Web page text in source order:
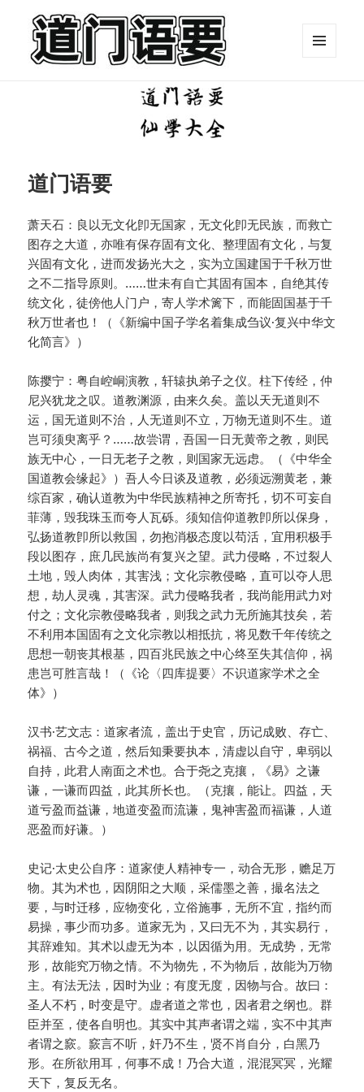
道门语要
萧天石：良以无文化卽无国家，无文化卽无民族，而救亡
图存之大道，亦唯有保存固有文化、整理固有文化，与复
兴固有文化，进而发扬光大之，实为立国建国于千秋万世
之不二指导原则。……世未有自亡其固有国本，自绝其传
统文化，徒傍他人门户，寄人学术篱下，而能固国基于千
秋万世者也！（《新编中国子学名着集成刍议·复兴中华文
化简言》）
陈撄宁：粤自崆峒演教，轩辕执弟子之仪。柱下传经，仲
尼兴犹龙之叹。道教渊源，由来久矣。盖以天无道则不
运，国无道则不治，人无道则不立，万物无道则不生。道
岂可须臾离乎？……故尝谓，吾国一日无黄帝之教，则民
族无中心，一日无老子之教，则国家无远虑。（《中华全
国道教会缘起》）吾人今日谈及道教，必须远溯黄老，兼
综百家，确认道教为中华民族精神之所寄托，切不可妄自
菲薄，毁我珠玉而夸人瓦砾。须知信仰道教卽所以保身，
弘扬道教卽所以救国，勿抱消极态度以苟活，宜用积极手
段以图存，庶几民族尚有复兴之望。武力侵略，不过裂人
土地，毁人肉体，其害浅；文化宗教侵略，直可以夺人思
想，劫人灵魂，其害深。武力侵略我者，我尚能用武力对
付之；文化宗教侵略我者，则我之武力无所施其技矣，若
不利用本国固有之文化宗教以相抵抗，将见数千年传统之
思想一朝丧其根基，四百兆民族之中心终至失其信仰，祸
患岂可胜言哉！（《论〈四库提要〉不识道家学术之全
体》）
汉书·艺文志：道家者流，盖出于史官，历记成败、存亡、
祸福、古今之道，然后知秉要执本，清虚以自守，卑弱以
自持，此君人南面之术也。合于尧之克攘，《易》之谦
谦，一谦而四益，此其所长也。（克攘，能让。四益，天
道亏盈而益谦，地道变盈而流谦，鬼神害盈而福谦，人道
恶盈而好谦。）
史记·太史公自序：道家使人精神专一，动合无形，赡足万
物。其为术也，因阴阳之大顺，采儒墨之善，撮名法之
要，与时迁移，应物变化，立俗施事，无所不宜，指约而
易操，事少而功多。道家无为，又曰无不为，其实易行，
其辞难知。其术以虚无为本，以因循为用。无成势，无常
形，故能究万物之情。不为物先，不为物后，故能为万物
主。有法无法，因时为业；有度无度，因物与合。故曰：
圣人不朽，时变是守。虚者道之常也，因者君之纲也。群
臣并至，使各自明也。其实中其声者谓之端，实不中其声
者谓之窾。窾言不听，奸乃不生，贤不肖自分，白黑乃
形。在所欲用耳，何事不成！乃合大道，混混冥冥，光耀
天下，复反无名。